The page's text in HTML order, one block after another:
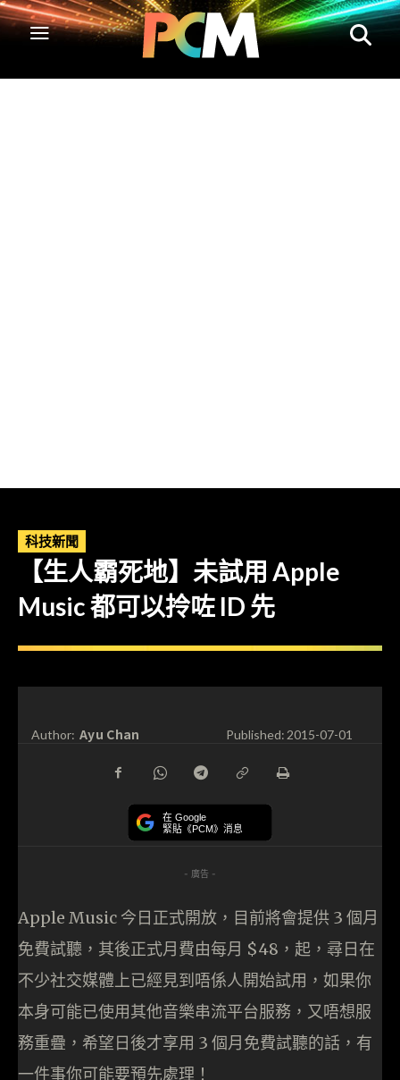
科技新聞
【生人霸死地】未試用 Apple
Music 都可以拎咗 ID 先
Author: Ayu Chan Published:2015-07-01
在 Google
緊貼《PCM》消息
- 廣告 -
Apple Music 今日正式開放，目前將會提供 3 個月
免費試聽，其後正式月費由每月 $48，起，尋日在
不少社交媒體上已經見到唔係人開始試用，如果你
本身可能已使用其他音樂串流平台服務，又唔想服
務重疊，希望日後才享用 3 個月免費試聽的話，有
一件事你可能要預先處理！